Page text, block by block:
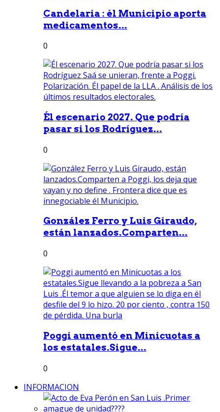
Candelaria : él Municipio aporta
medicamentos...
0
Él escenario 2027. Que podría
pasar si los Rodríguez...
0
González Ferro y Luis Giraudo,
están lanzados.Comparten...
0
Poggi aumentó en Minicuotas a
los estatales.Sigue...
0
INFORMACION